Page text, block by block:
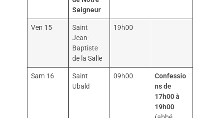
Seigneur
Ven 15
Saint
Jean-
Baptiste
de la Salle
19h00
Sam 16
Saint
Ubald
09h00
Confessio
ns de
17h00 à
19h00